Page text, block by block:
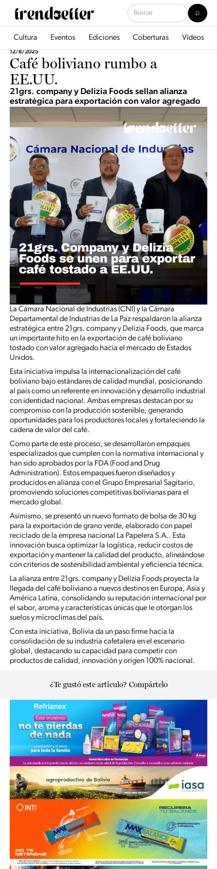
Cultura Eventos Ediciones Coberturas Videos
12/8/2025
Café boliviano rumbo a
EE.UU.
21grs. company y Delizia Foods sellan alianza
estratégica para exportación con valor agregado
La Cámara Nacional de Industrias (CNI) y la Cámara
Departamental de Industrias de La Paz respaldaron la alianza
estratégica entre 21grs. company y Delizia Foods, que marca
un importante hito en la exportación de café boliviano
tostado con valor agregado hacia el mercado de Estados
Unidos.
Esta iniciativa impulsa la internacionalización del café
boliviano bajo estándares de calidad mundial, posicionando
al país como un referente en innovación y desarrollo industrial
con identidad nacional. Ambas empresas destacan por su
compromiso con la producción sostenible, generando
oportunidades para los productores locales y fortaleciendo la
cadena de valor del café.
Como parte de este proceso, se desarrollaron empaques
especializados que cumplen con la normativa internacional y
han sido aprobados por la FDA (Food and Drug
Administration). Estos empaques fueron diseñados y
producidos en alianza con el Grupo Empresarial Sagitario,
promoviendo soluciones competitivas bolivianas para el
mercado global.
Asimismo, se presentó un nuevo formato de bolsa de 30 kg
para la exportación de grano verde, elaborado con papel
reciclado de la empresa nacional La Papelera S.A.. Esta
innovación busca optimizar la logística, reducir costos de
exportación y mantener la calidad del producto, alineándose
con criterios de sostenibilidad ambiental y eficiencia técnica.
La alianza entre 21grs. company y Delizia Foods proyecta la
llegada del café boliviano a nuevos destinos en Europa, Asia y
América Latina, consolidando su reputación internacional por
el sabor, aroma y características únicas que le otorgan los
suelos y microclimas del país.
Con esta iniciativa, Bolivia da un paso firme hacia la
consolidación de su industria cafetalera en el escenario
global, destacando su capacidad para competir con
productos de calidad, innovación y origen 100% nacional.
¿Te gustó este artículo? Compártelo